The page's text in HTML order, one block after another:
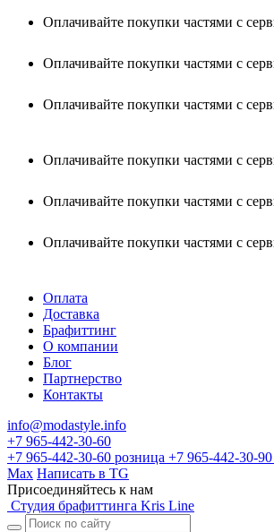
Оплачивайте покупки частями с
Оплачивайте покупки частями с
Оплачивайте покупки частями с
Оплачивайте покупки частями с
Оплачивайте покупки частями с
Оплачивайте покупки частями с
Оплата
Доставка
Брафиттинг
О компании
Блог
Партнерство
Контакты
info@modastyle.info
+7 965-442-30-60
+7 965-442-30-60 розница +7 965-442-30-90
Max Написать в TG
Присоединяйтесь к нам
Студия брафиттинга Kris Line